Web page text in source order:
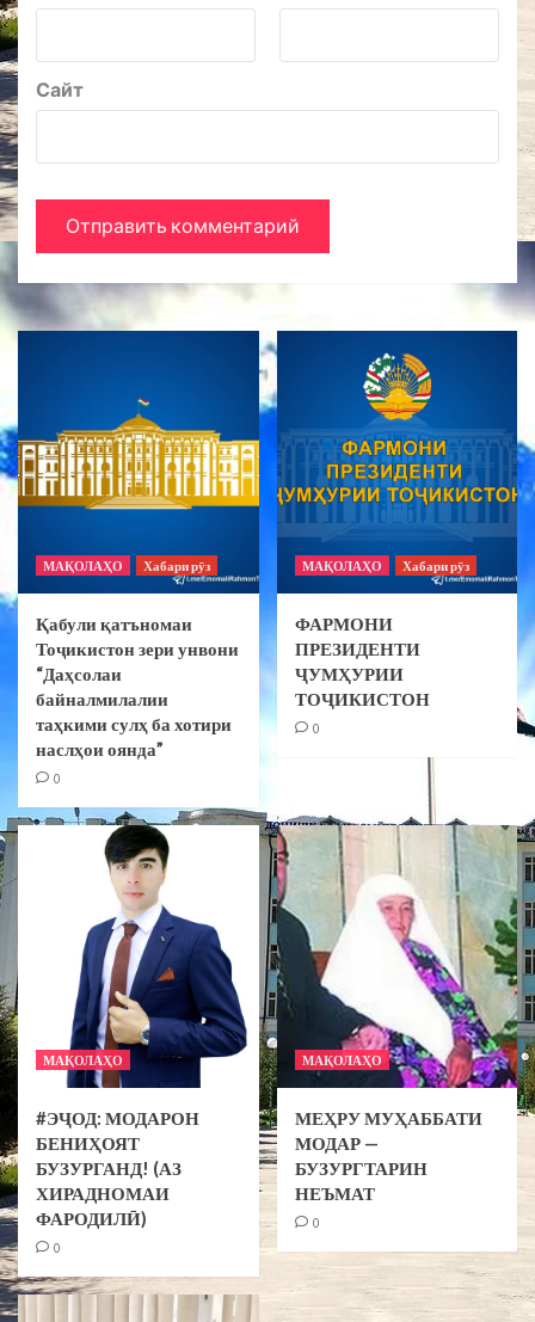
Сайт
МАҚОЛАҲО Хабари рӯз
Қабули қатъномаи
Тоҷикистон зери унвони
“Даҳсолаи
байналмилалии
таҳкими сулҳ ба хотири
наслҳои оянда”
0
МАҚОЛАҲО Хабари рӯз
ФАРМОНИ
ПРЕЗИДЕНТИ
ҶУМҲУРИИ
ТОҶИКИСТОН
0
МАҚОЛАҲО
#ЭҶОД: МОДАРОН
БЕНИҲОЯТ
БУЗУРГАНД! (АЗ
ХИРАДНОМАИ
ФАРОДИЛӢ)
0
МАҚОЛАҲО
МЕҲРУ МУҲАББАТИ
МОДАР —
БУЗУРГТАРИН
НЕЪМАТ
0